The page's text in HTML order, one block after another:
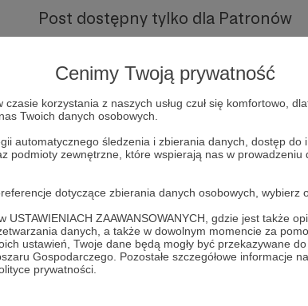
Cenimy Twoją prywatność
korzystania z naszych usług czuł się komfortowo,
Twoich danych osobowych.
automatycznego śledzenia i zbierania danych, dostęp
podmioty zewnętrzne, które wspierają nas w prowadzeniu
dotyczące zbierania danych osobowych, wybierz
ZAAWANSOWANYCH, gdzie jest także
danych, a także w dowolnym momencie za
ustawień, Twoje dane będą mogły być przekazywane
Gospodarczego. Pozostałe szczegółowe informacje
prywatności.
Post dostępny tylko dla Patronów
Zostań Patronem